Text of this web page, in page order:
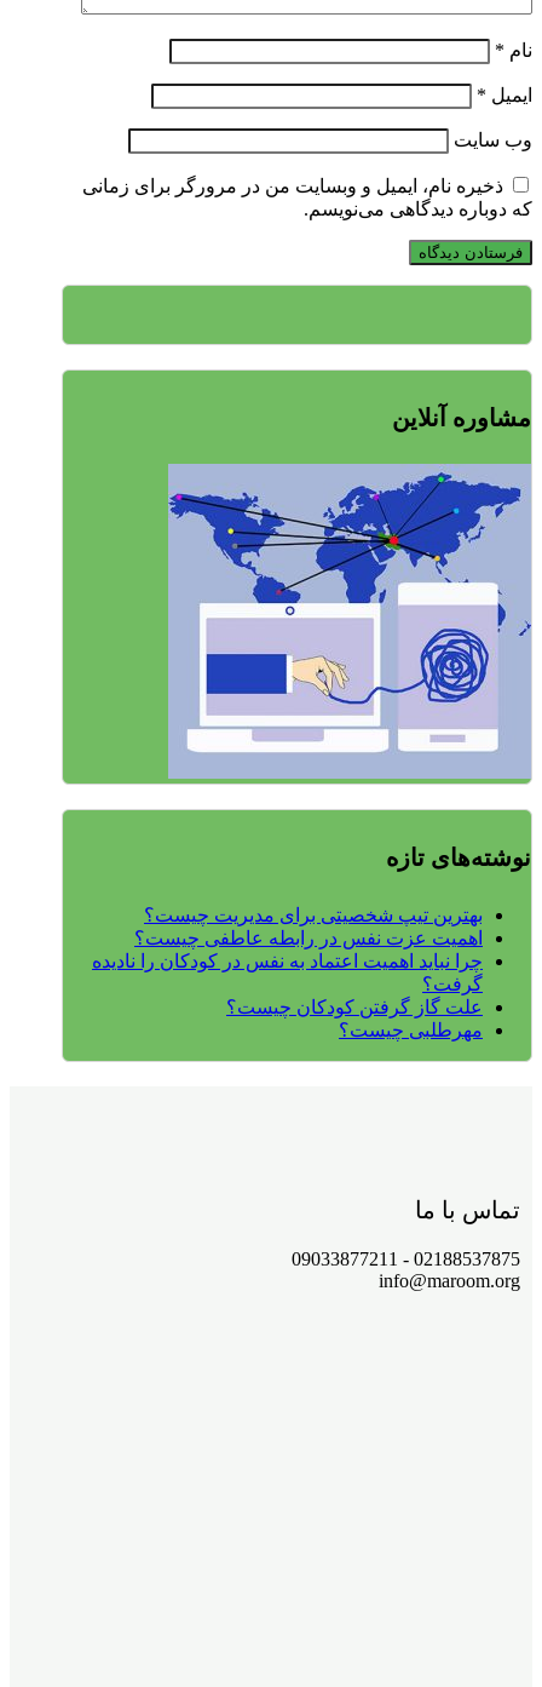
نام *
ایمیل *
وب‌ سایت
ذخیره نام، ایمیل و وبسایت من در مرورگر برای زمانی
که دوباره دیدگاهی می‌نویسم.
مشاوره آنلاین
نوشته‌های تازه
بهترین تیپ شخصیتی برای مدیریت چیست؟
اهمیت عزت نفس در رابطه عاطفی چیست؟
چرا نباید اهمیت اعتماد به نفس در کودکان را نادیده
گرفت؟
علت گاز گرفتن کودکان چیست؟
مهرطلبی چیست؟
تماس با ما
02188537875 - 09033877211
info@maroom.org